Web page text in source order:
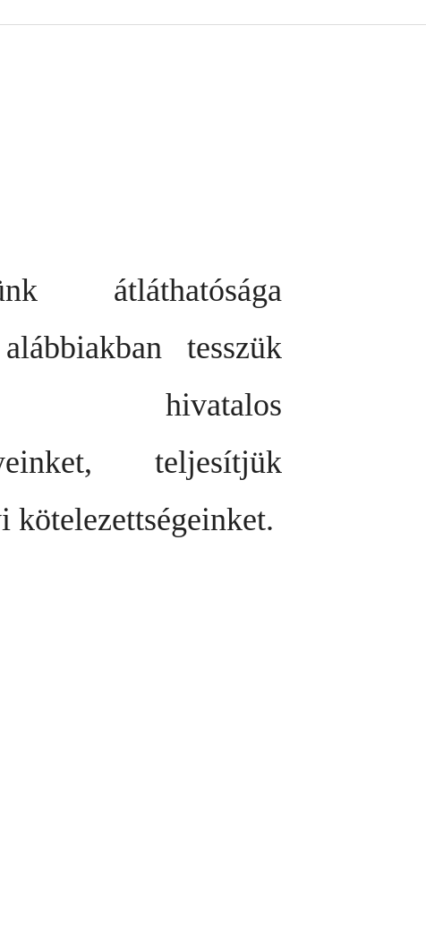
átláthatósága
tesszük
hivatalos
teljesítjük
kötelezettségeinket.